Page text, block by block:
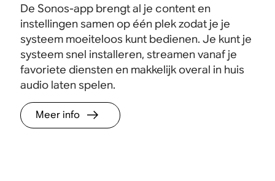
De Sonos-app brengt al je content en
instellingen samen op één plek zodat je je
systeem moeiteloos kunt bedienen. Je kunt je
systeem snel installeren, streamen vanaf je
favoriete diensten en makkelijk overal in huis
audio laten spelen.
Meer info